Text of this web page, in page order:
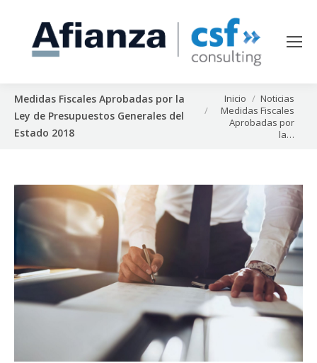
Medidas Fiscales Aprobadas por la
Ley de Presupuestos Generales del
Estado 2018
Estás aquí:
Inicio
Noticias
Medidas Fiscales
Aprobadas por
la…